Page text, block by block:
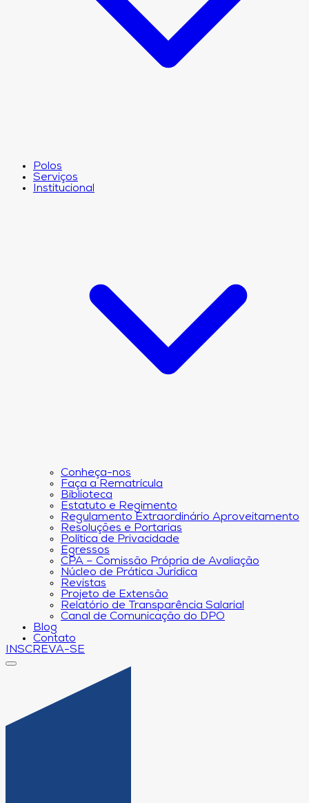
Polos
Serviços
Institucional
Conheça-nos
Faça a Rematrícula
Biblioteca
Estatuto e Regimento
Regulamento Extraordinário Aproveitamento
Resoluções e Portarias
Política de Privacidade
Egressos
CPA – Comissão Própria de Avaliação
Núcleo de Prática Jurídica
Revistas
Projeto de Extensão
Relatório de Transparência Salarial
Canal de Comunicação do DPO
Blog
Contato
INSCREVA-SE